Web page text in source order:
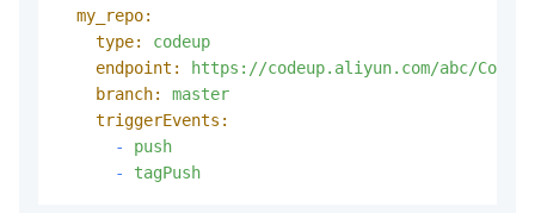
my_repo:
type:
codeup
endpoint:
https://codeup.aliyun.com/abc/
branch:
master
triggerEvents:
-
push
-
tagPush